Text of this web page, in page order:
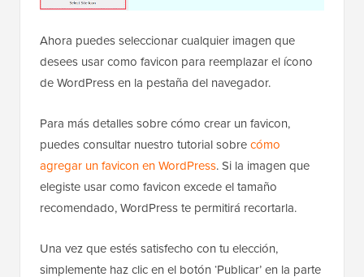
Ahora puedes seleccionar cualquier imagen que
desees usar como favicon para reemplazar el ícono
de WordPress en la pestaña del navegador.
Para más detalles sobre cómo crear un favicon,
puedes consultar nuestro tutorial sobre
agregar un favicon en WordPress
elegiste usar como favicon excede el tamaño
recomendado, WordPress te permitirá recortarla.